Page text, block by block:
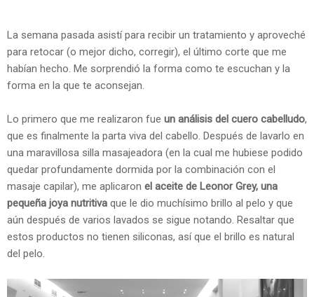
La semana pasada asistí para recibir un tratamiento y aproveché
para retocar (o mejor dicho, corregir), el último corte que me
habían hecho. Me sorprendió la forma como te escuchan y la
forma en la que te aconsejan.
Lo primero que me realizaron fue un análisis del cuero cabelludo,
que es finalmente la parta viva del cabello. Después de lavarlo en
una maravillosa silla masajeadora (en la cual me hubiese podido
quedar profundamente dormida por la combinación con el
masaje capilar), me aplicaron el aceite de Leonor Grey, una
pequeña joya nutritiva que le dio muchísimo brillo al pelo y que
aún después de varios lavados se sigue notando. Resaltar que
estos productos no tienen siliconas, así que el brillo es natural
del pelo.